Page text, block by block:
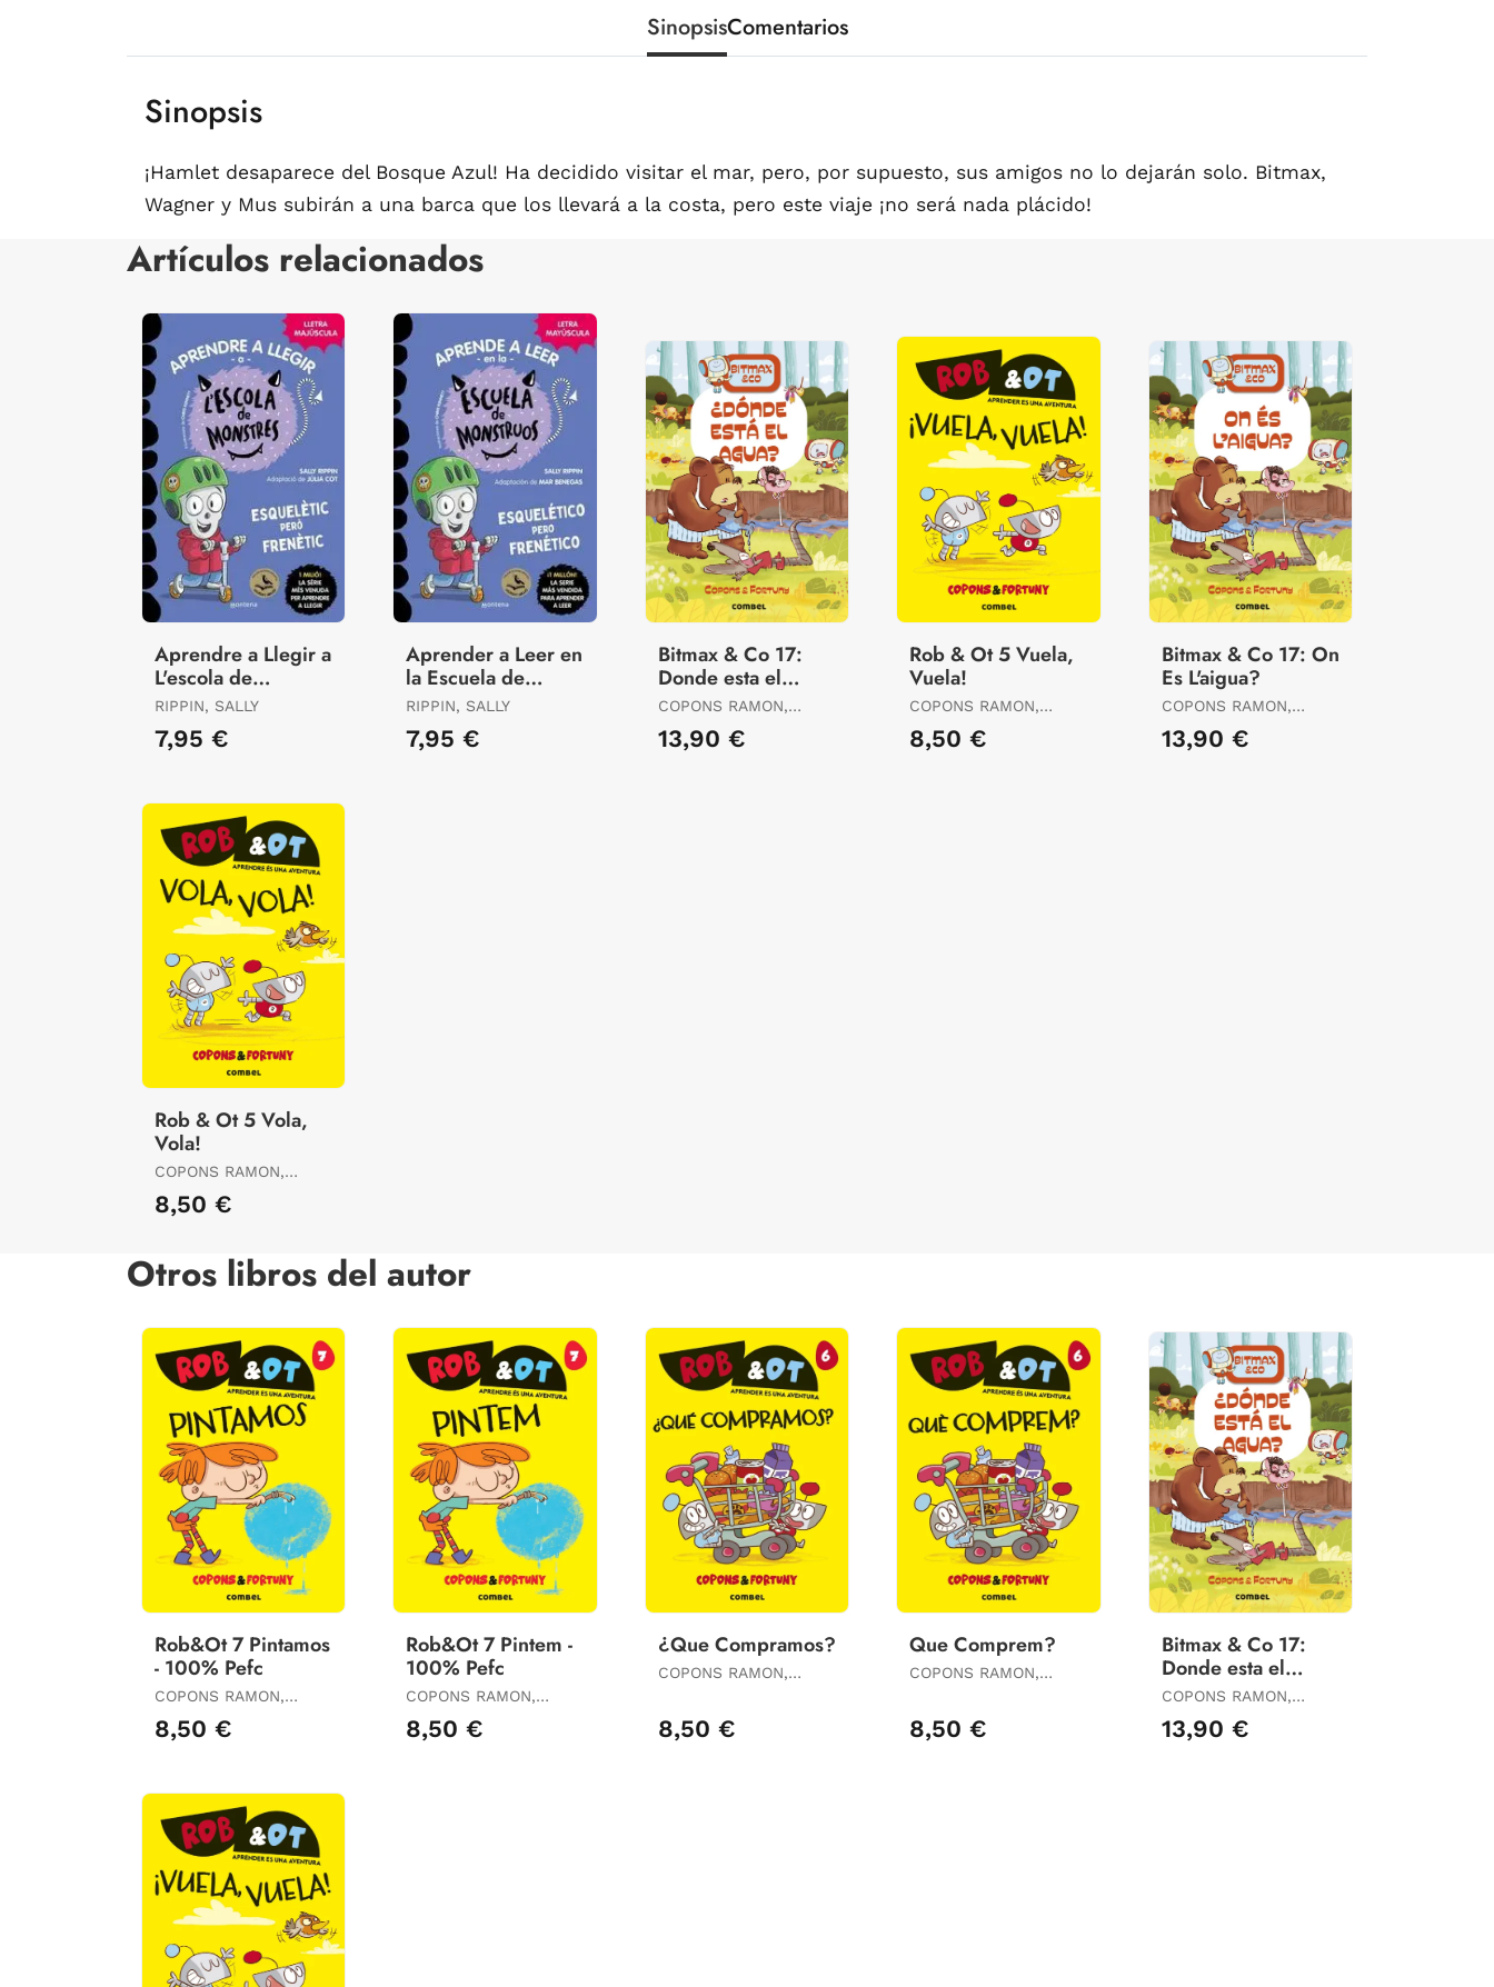
SinopsisComentarios
Sinopsis
¡Hamlet desaparece del Bosque Azul! Ha decidido visitar el mar, pero, por supuesto, sus amigos no lo dejarán solo. Bitmax,
Wagner y Mus subirán a una barca que los llevará a la costa, pero este viaje ¡no será nada plácido!
Artículos relacionados
Aprendre a Llegir a
L'escola de
Monstres 21 -
Esquelètic Però
Frenètic
RIPPIN, SALLY
7,95 €
Aprender a Leer en
la Escuela de
Monstruos 21 -
Esquelético Pero
Frenético
RIPPIN, SALLY
7,95 €
Bitmax & Co 17:
Donde esta el
Agua?
COPONS RAMON,
13,90 €
Rob & Ot 5 Vuela,
Vuela!
COPONS RAMON,
8,50 €
Bitmax & Co 17: On
Es L'aigua?
COPONS RAMON,
13,90 €
Rob & Ot 5 Vola,
Vola!
COPONS RAMON,
8,50 €
Otros libros del autor
Rob&Ot 7 Pintamos
- 100% Pefc
COPONS RAMON,
JAUME
8,50 €
Rob&Ot 7 Pintem -
100% Pefc
COPONS RAMON,
JAUME
8,50 €
¿Que Compramos?
COPONS RAMON,
8,50 €
Que Comprem?
COPONS RAMON,
8,50 €
Bitmax & Co 17:
Donde esta el
Agua?
COPONS RAMON,
JAUME
13,90 €